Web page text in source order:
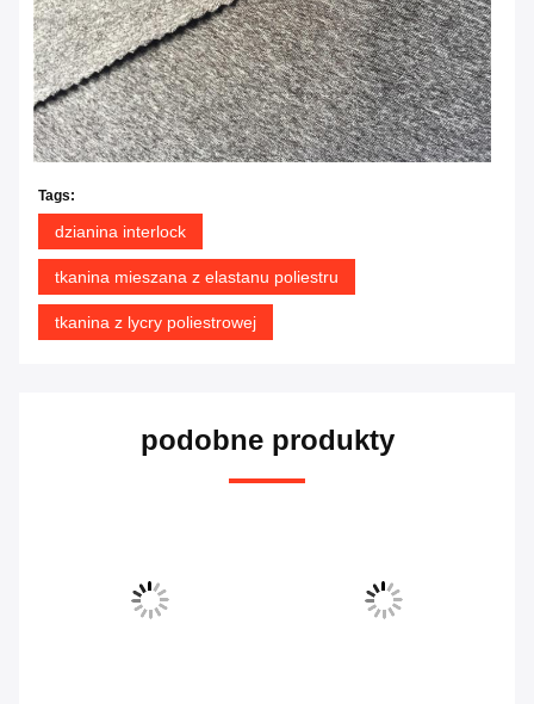
Tags:
dzianina interlock
tkanina mieszana z elastanu poliestru
tkanina z lycry poliestrowej
podobne produkty